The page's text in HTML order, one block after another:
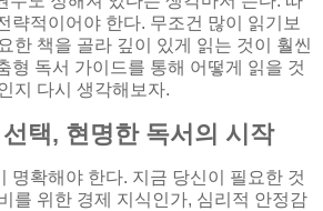
략적이어야 한다. 무조건 많이 읽기보
한 책을 골라 깊이 있게 읽는 것이 훨씬
형 독서 가이드를 통해 어떻게 읽을 것
지 다시 생각해보자.
택, 현명한 독서의 시작
명확해야 한다. 지금 당신이 필요한 것
를 위한 경제 지식인가, 심리적 안정감